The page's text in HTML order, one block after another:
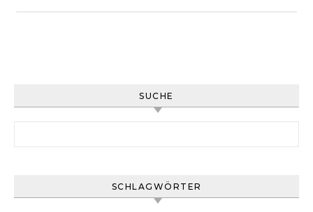
SUCHE
SCHLAGWÖRTER